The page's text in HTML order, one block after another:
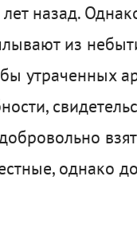
назад.
из
утраченных
однако